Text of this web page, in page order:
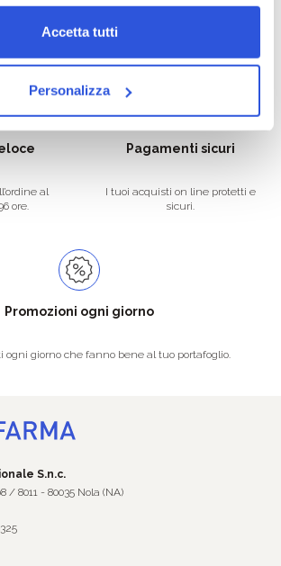
Accetta tutti
Personalizza
esigenze.
la spedizione la regaliamo noi.
al
ore.
Pagamenti sicuri
I tuoi acquisti on line protetti e
sicuri.
Promozioni ogni giorno
ogni giorno che fanno bene al tuo portafoglio.
S.n.c.
/ 8011 - 80035 Nola (NA)